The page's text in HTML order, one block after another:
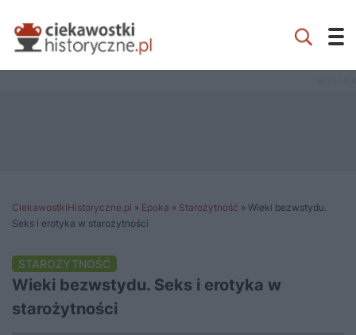
CiekawostkiHistoryczne.pl » Epoka » Starożytność » Wieki bezwstydu.
Seks i erotyka w starożytności
STAROŻYTNOŚĆ
Wieki bezwstydu. Seks i erotyka w
starożytności